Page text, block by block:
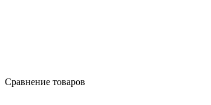
Сравнение товаров